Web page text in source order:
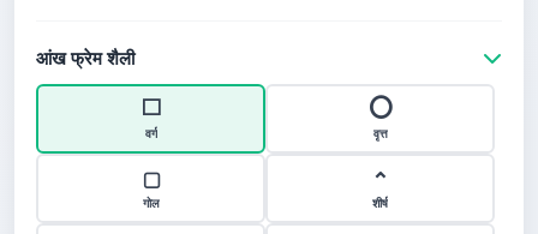
आंख फ्रेम शैली
⬜
वर्ग
⭕
वृत्त
▢
गोल
⌃
शीर्ष